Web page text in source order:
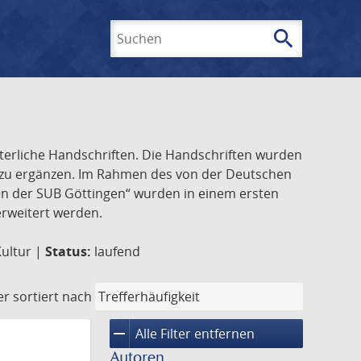
search
Handschriften. Die Handschriften wurden
ergänzen. Im Rahmen des von der Deutschen
SUB Göttingen“ wurden in einem ersten
werden.
| Status: laufend
sortiert nach
remove Alle Filter entfernen